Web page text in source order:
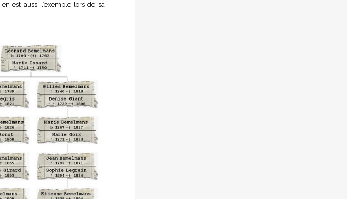
en est aussi l’exemple lors de sa